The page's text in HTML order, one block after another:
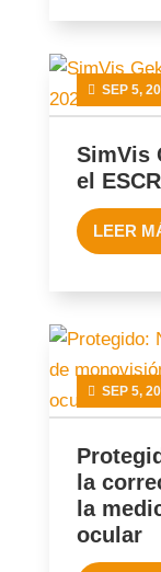
SEP 5,
SimVis
el
LEER
SEP 5,
la
la
ocular